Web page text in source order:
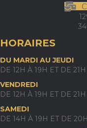
HORAIRES
DU MARDI AU JEUDI
DE 12H À 19H ET DE 21H
VENDREDI
DE 12H À 19H ET DE
SAMEDI
DE 14H À 19H ET DE